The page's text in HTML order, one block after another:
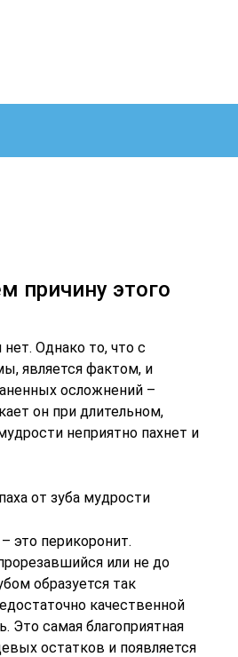
причину этого
Однако то, что с
является фактом, и
осложнений –
он при длительном,
неприятно пахнет и
от зуба мудрости
это перикоронит.
или не до
образуется так
качественной
Это самая благоприятная
остатков и появляется